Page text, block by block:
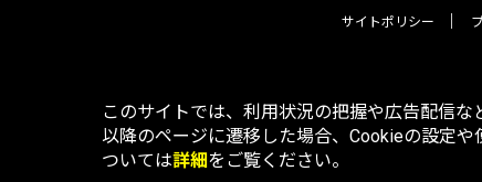
サイトポリシー
このサイトでは、利用状況の把握や広告配信
以降のページに遷移した場合、Cookieの設定
ついては詳細をご覧ください。